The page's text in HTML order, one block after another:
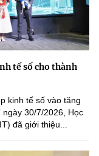
tế số cho thành
kinh tế số vào tăng
30/7/2026, Học
đã giới thiệu...